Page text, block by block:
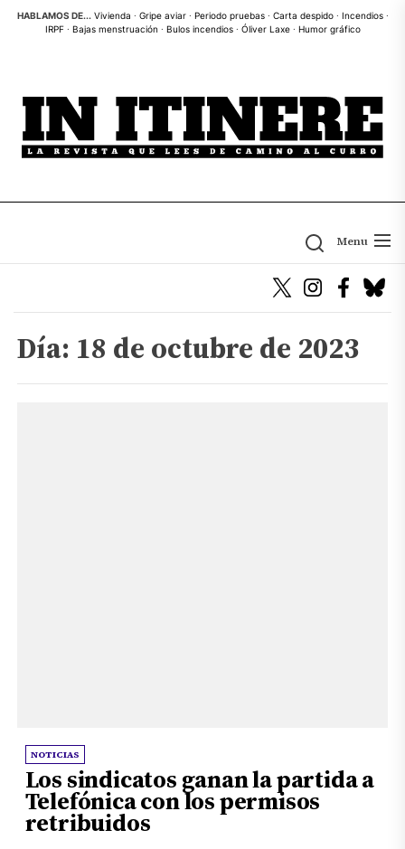
SkipHABLAMOS DE... Vivienda · Gripe aviar· Periodo pruebas· Carta despido· Incendios·
IRPF· Bajas menstruación · Bulos incendios· Óliver Laxe· Humor gráfico
Menu
Día: 18 de octubre de 2023
NOTICIAS
Los sindicatos ganan la partida a
Telefónica con los permisos
retribuidos